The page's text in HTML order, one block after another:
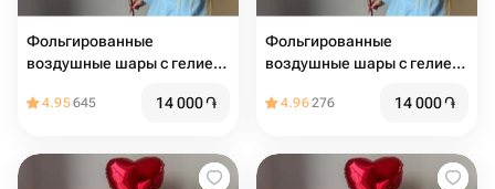
Фольгированные
воздушные шары с гелием
4.95645 14 000֏
Фольгированные
воздушные шары с гелием
4.96276 14 000֏